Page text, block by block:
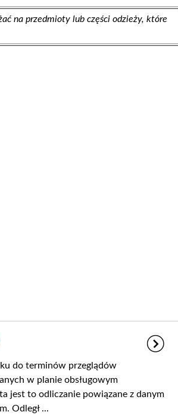
na przedmioty lub części odzieży, które
do terminów przeglądów
w planie obsługowym
jest to odliczanie powiązane z danym
Odległ ...